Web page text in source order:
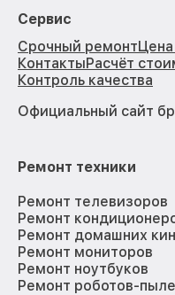
Сервис
Срочный ремонт
КонтактыРасчёт
Контроль качества
Официальный сайт
Ремонт техники
Ремонт телевизоров
Ремонт
Ремонт домашних
Ремонт мониторов
Ремонт ноутбуков
Ремонт роботов-